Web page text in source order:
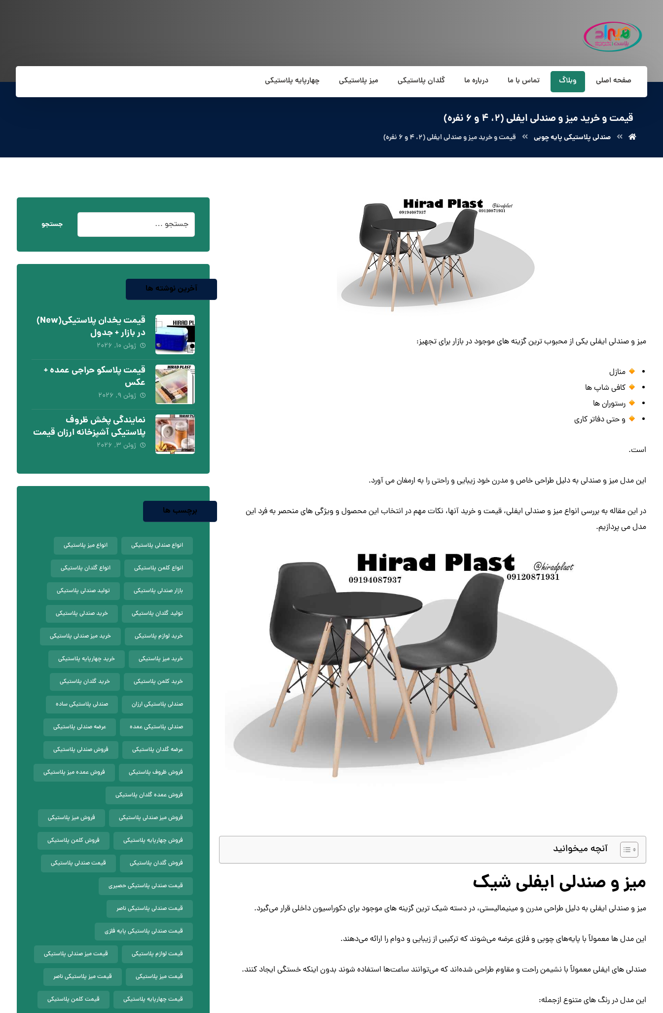
صفحه اصلی وبلاگ تماس با ما درباره ما گلدان پلاستیکی میز پلاستیکی چهارپایه پلاستیکی
قیمت و خرید میز و صندلی ایفلی (2، 4 و 6 نفره)
صندلی پلاستیکی پایه چوبی قیمت و خرید میز و صندلی ایفلی (2، 4 و 6 نفره)
میز و صندلی ایفلی یکی از محبوب ترین گزینه های موجود در بازار برای تجهیز:
منازل
کافی شاپ ها
رستوران ها
و حتی دفاتر کاری
است.
این مدل میز و صندلی به دلیل طراحی خاص و مدرن خود زیبایی و راحتی را به ارمغان می آورد.
در این مقاله به بررسی انواع میز و صندلی ایفلی، قیمت و خرید آنها، نکات مهم در انتخاب این محصول و ویژگی های منحصر به فرد این
مدل می پردازیم.
آنچه میخوانید
میز و صندلی ایفلی شیک
میز و صندلی ایفلی به دلیل طراحی مدرن و مینیمالیستی، در دسته شیک ترین گزینه های موجود برای دکوراسیون داخلی قرار می‌گیرد.
این مدل ها معمولاً با پایه‌های چوبی و فلزی عرضه می‌شوند که ترکیبی از زیبایی و دوام را ارائه می‌دهند.
صندلی های ایفلی معمولاً با نشیمن راحت و مقاوم طراحی شده‌اند که می‌توانند ساعت‌ها استفاده شوند بدون اینکه خستگی ایجاد کنند.
این مدل در رنگ های متنوع ازجمله:
جستجو
آخرین نوشته ها
قیمت یخدان پلاستیکی(New)
در بازار + جدول
ژوئن ۱۰, ۲۰۲۶
قیمت پلاسکو حراجی عمده +
عکس
ژوئن ۹, ۲۰۲۶
نمایندگی پخش ظروف
پلاستیکی آشپزخانه ارزان قیمت
ژوئن ۳, ۲۰۲۶
برچسب ها
انواع صندلی پلاستیکی انواع میز پلاستیکی
انواع کلمن پلاستیکی انواع گلدان پلاستیکی
بازار صندلی پلاستیکی تولید صندلی پلاستیکی
تولید گلدان پلاستیکی خرید صندلی پلاستیکی
خرید لوازم پلاستیکی خرید میز صندلی پلاستیکی
خرید میز پلاستیکی خرید چهارپایه پلاستیکی
خرید کلمن پلاستیکی خرید گلدان پلاستیکی
صندلی پلاستیکی ارزان صندلی پلاستیکی ساده
صندلی پلاستیکی عمده عرضه صندلی پلاستیکی
عرضه گلدان پلاستیکی فروش صندلی پلاستیکی
فروش ظروف پلاستیکی فروش عمده میز پلاستیکی
فروش عمده گلدان پلاستیکی
فروش میز صندلی پلاستیکی فروش میز پلاستیکی
فروش چهارپایه پلاستیکی فروش کلمن پلاستیکی
فروش گلدان پلاستیکی قیمت صندلی پلاستیکی
قیمت صندلی پلاستیکی حصیری
قیمت صندلی پلاستیکی ناصر
قیمت صندلی پلاستیکی پایه فلزی
قیمت لوازم پلاستیکی قیمت میز صندلی پلاستیکی
قیمت میز پلاستیکی قیمت میز پلاستیکی ناصر
قیمت چهارپایه پلاستیکی قیمت کلمن پلاستیکی